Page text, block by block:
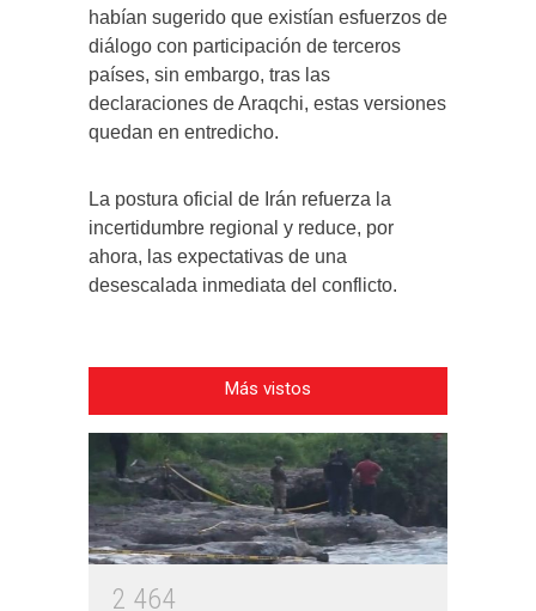
habían sugerido que existían esfuerzos de
diálogo con participación de terceros
países, sin embargo, tras las
declaraciones de Araqchi, estas versiones
quedan en entredicho.
La postura oficial de Irán refuerza la
incertidumbre regional y reduce, por
ahora, las expectativas de una
desescalada inmediata del conflicto.
Más vistos
2 464